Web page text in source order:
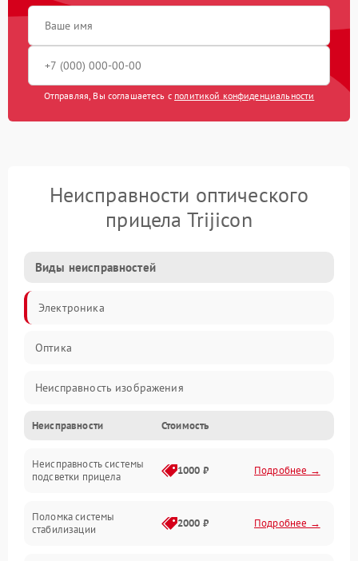
Отправляя, Вы соглашаетесь с политикой конфиденциальности
Неисправности оптического
прицела Trijicon
Виды неисправностей
Электроника
Оптика
Неисправность изображения
Механические повреждения
Неисправность фокусировки и оптики
Неисправности Стоимость
Неисправность системы
подсветки прицела
1000 ₽ Подробнее →
Поломка системы
стабилизации
2000 ₽ Подробнее →